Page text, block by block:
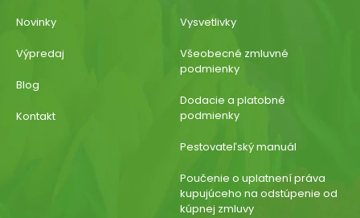
Novinky
Výpredaj
Blog
Kontakt
Vysvetlivky
Všeobecné zmluvné
podmienky
Dodacie a platobné
podmienky
Pestovateľský manuál
Poučenie o uplatnení práva
kupujúceho na odstúpenie od
kúpnej zmluvy